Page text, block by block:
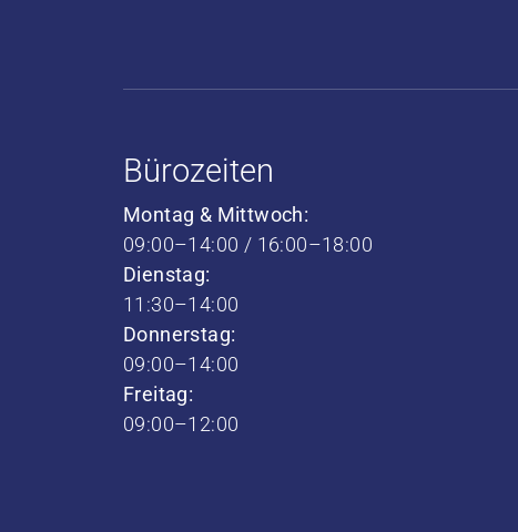
Bürozeiten
Montag & Mittwoch:
09:00–14:00 / 16:00–18:00
Dienstag:
11:30–14:00
Donnerstag:
09:00–14:00
Freitag:
09:00–12:00